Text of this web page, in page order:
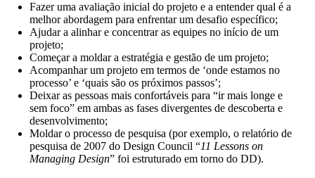
Fazer uma avaliação inicial do projeto e a entender qual é a
melhor abordagem para enfrentar um desafio específico;
Ajudar a alinhar e concentrar as equipes no início de um
projeto;
Começar a moldar a estratégia e gestão de um projeto;
Acompanhar um projeto em termos de ‘onde estamos no
processo’ e ‘quais são os próximos passos’;
Deixar as pessoas mais confortáveis para “ir mais longe e
sem foco” em ambas as fases divergentes de descoberta e
desenvolvimento;
Moldar o processo de pesquisa (por exemplo, o relatório de
pesquisa de 2007 do Design Council “11 Lessons on
Managing Design” foi estruturado em torno do DD).